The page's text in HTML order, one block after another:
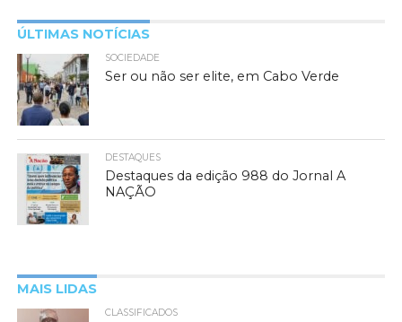
ÚLTIMAS NOTÍCIAS
SOCIEDADE
Ser ou não ser elite, em Cabo Verde
DESTAQUES
Destaques da edição 988 do Jornal A
NAÇÃO
MAIS LIDAS
CLASSIFICADOS